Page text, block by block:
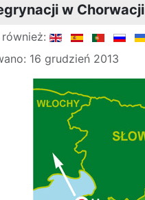
w Chorwacji
16 grudzień 2013